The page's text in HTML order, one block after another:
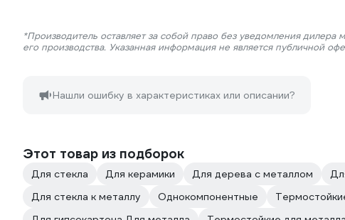
*Производитель оставляет за собой право без уведомления
его производства. Указанная информация не является публичной
Нашли ошибку в характеристиках или описании?
Этот товар из подборок
Для стекла Для керамики Для дерева с металлом
Для стекла к металлу
Однокомпонентные